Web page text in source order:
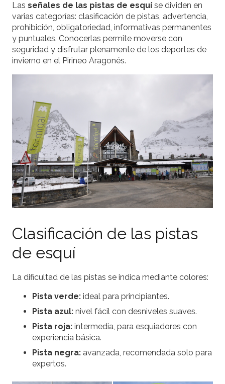
Las señales de las pistas de esquí se dividen en
varias categorías: clasificación de pistas, advertencia,
prohibición, obligatoriedad, informativas permanentes
y puntuales. Conocerlas permite moverse con
seguridad y disfrutar plenamente de los deportes de
invierno en el Pirineo Aragonés.
Clasificación de las pistas
de esquí
La dificultad de las pistas se indica mediante colores:
Pista verde: ideal para principiantes.
Pista azul: nivel fácil con desniveles suaves.
Pista roja: intermedia, para esquiadores con
experiencia básica.
Pista negra: avanzada, recomendada solo para
expertos.